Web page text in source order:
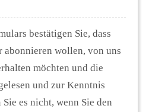
bestätigen Sie, dass
abonnieren wollen, von uns
möchten und die
und zur Kenntnis
es nicht, wenn Sie den